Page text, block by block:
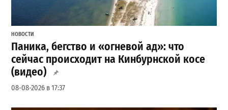
НОВОСТИ
Паника, бегство и «огневой ад»: что
сейчас происходит на Кинбурнской косе
(видео)
08-08-2026 в 17:37